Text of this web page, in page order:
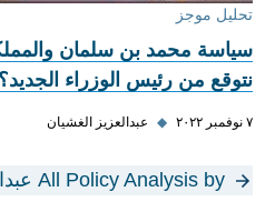
تحليل موجز
سياسة محمد بن سلمان
نتوقع من رئيس الوزراء الجديد؟
٧ نوفمبر ٢٠٢٢ ◆ عبدالعزيز الغشيان
All Policy Analysis by عبدالعزيز الغشيان